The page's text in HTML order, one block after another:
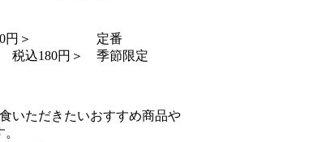
込180円＞ 定番
税込180円＞ 季節限定
いただきたいおすすめ商品や